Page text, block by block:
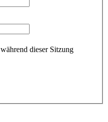
dieser Sitzung